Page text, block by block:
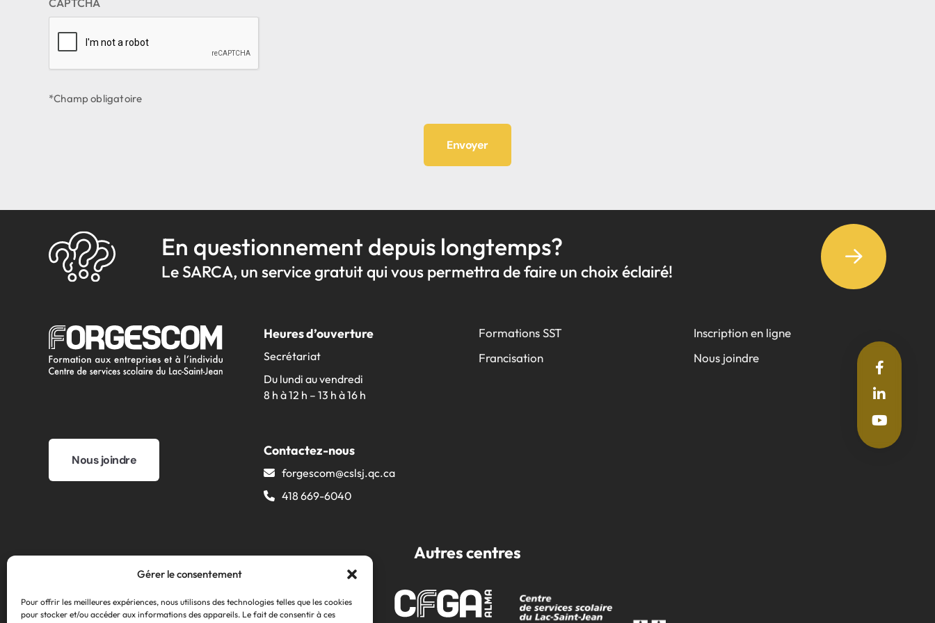
Gérer le consentement
Pour offrir les meilleures expériences, nous utilisons des technologies telles que les cookies
pour stocker et/ou accéder aux informations des appareils. Le fait de consentir à ces
CAPTCHA
En questionnement depuis longtemps?
Le SARCA, un service gratuit qui vous permettra de faire un choix éclairé!
Nous joindre
Heures d’ouverture
Secrétariat
Du lundi au vendredi
8 h à 12 h – 13 h à 16 h
Contactez-nous
forgescom@​cslsj.qc.ca
418 669-6040
Formations SST
Francisation
Inscription en ligne
Nous joindre
Autres centres